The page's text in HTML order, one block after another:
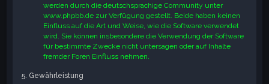
werden durch die deutschsprachige Community unter
www.phpbb.de zur Verfügung gestellt. Beide haben keinen
Einfluss auf die Art und Weise, wie die Software verwendet
wird. Sie können insbesondere die Verwendung der Software
für bestimmte Zwecke nicht untersagen oder auf Inhalte
fremder Foren Einfluss nehmen.
5. Gewährleistung